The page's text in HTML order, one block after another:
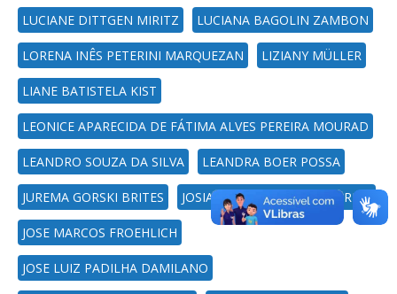
LUCIANE DITTGEN MIRITZ LUCIANA BAGOLIN ZAMBON
LORENA INÊS PETERINI MARQUEZAN LIZIANY MÜLLER
LIANE BATISTELA KIST
LEONICE APARECIDA DE FÁTIMA ALVES PEREIRA MOURAD
LEANDRO SOUZA DA SILVA LEANDRA BOER POSSA
JUREMA GORSKI BRITES JOSIANE POZZATTI DAL FORNO
JOSE MARCOS FROEHLICH
JOSE LUIZ PADILHA DAMILANO